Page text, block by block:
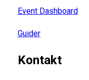
Event Dashboard
Guider
Kontakt